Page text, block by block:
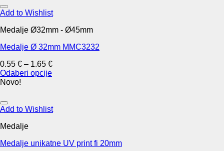
the
product
Add to Wishlist
Medalje Ø32mm - Ø45mm
Medalje Ø 32mm MMC3232
0.55 € – 1.65 €
Odaberi opcije
This
has
multiple
The
may
Novo!
Add to Wishlist
Medalje
Medalje unikatne UV print fi 20mm